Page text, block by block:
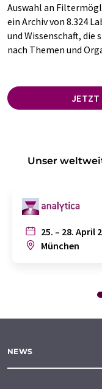
Auswahl an
ein Archiv von 8.324
und Wissenschaft,
nach Themen und
JETZT
Unser
25. – 28. April
München
NEWS